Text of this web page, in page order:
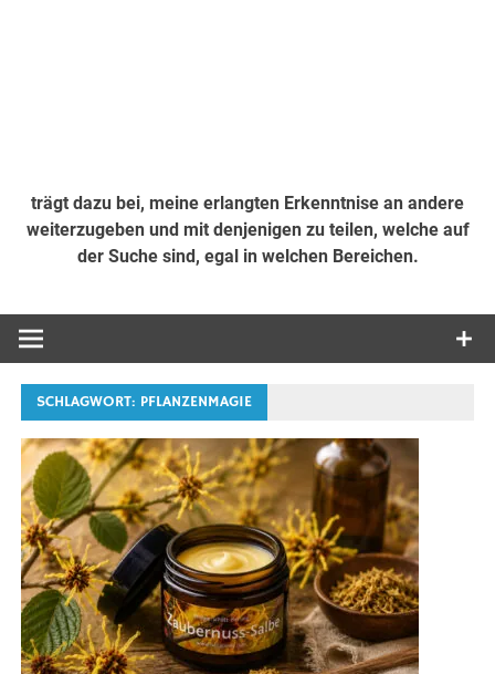
trägt dazu bei, meine erlangten Erkenntnise an andere
weiterzugeben und mit denjenigen zu teilen, welche auf
der Suche sind, egal in welchen Bereichen.
SCHLAGWORT: PFLANZENMAGIE